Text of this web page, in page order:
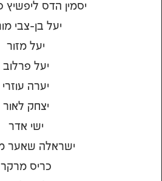
יסמין הדס ליפשיץ
יעל בן-צבי
יעל מזור
יעל פרלוב
יערה עוזרי
יצחק לאור
ישי אדר
ישראלה שאער
כריס מרקר